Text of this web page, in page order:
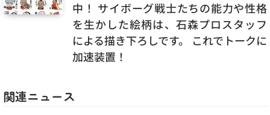
中！ サイボーグ戦士たちの能力や性格
を生かした絵柄は、石森プロスタッフ
による描き下ろしです。 これでトークに
加速装置！
関連ニュース